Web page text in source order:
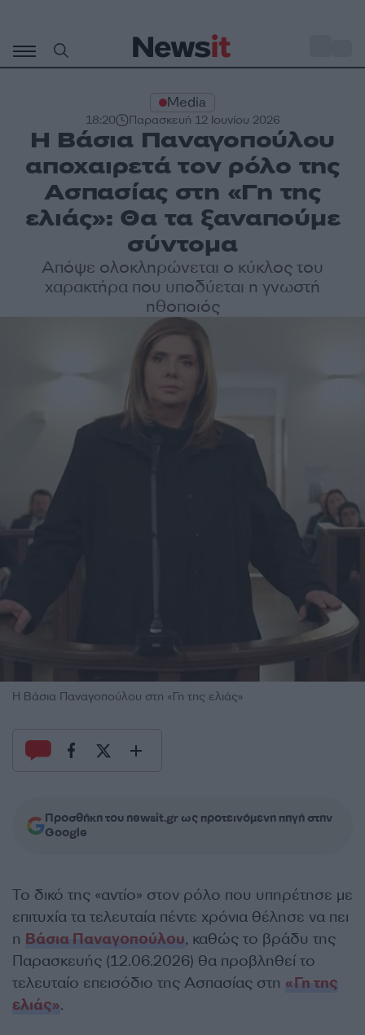
περιεχόμενο
Media
18:20 Παρασκευή 12 Ιουνίου 2026
Η Βάσια Παναγοπούλου
αποχαιρετά τον ρόλο της
Ασπασίας στη «Γη της
ελιάς»: Θα τα ξαναπούμε
σύντομα
Απόψε ολοκληρώνεται ο κύκλος του
χαρακτήρα που υποδύεται η γνωστή
ηθοποιός
H Bάσια Παναγοπούλου στη «Γη της ελιάς»
Προσθήκη του newsit.gr ως προτεινόμενη πηγή στην
Google
Το δικό της «αντίο» στον ρόλο που υπηρέτησε με
επιτυχία τα τελευταία πέντε χρόνια θέλησε να πει
η Βάσια Παναγοπούλου, καθώς το βράδυ της
Παρασκευής (12.06.2026) θα προβληθεί το
τελευταίο επεισόδιο της Ασπασίας στη «Γη της
ελιάς».